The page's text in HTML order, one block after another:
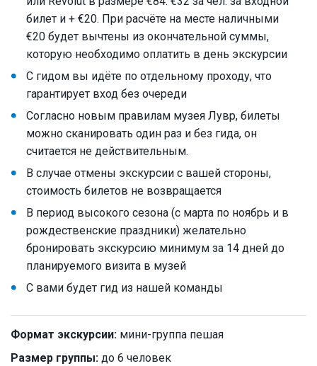
билет и + €20. При расчёте на месте наличными
€20 будет вычтены из окончательной суммы,
которую необходимо оплатить в день экскурсии
С гидом вы идёте по отдельному проходу, что
гарантирует вход без очереди
Согласно новым правилам музея Лувр, билеты
можно сканировать один раз и без гида, он
считается не действительным.
В случае отмены экскурсии с вашей стороны,
стоимость билетов не возвращается
В период высокого сезона (с марта по ноябрь и в
рождественские праздники) желательно
бронировать экскурсию минимум за 14 дней до
планируемого визита в музей
С вами будет гид из нашей команды
Формат экскурсии: мини-группа пешая
Размер группы: до 6 человек